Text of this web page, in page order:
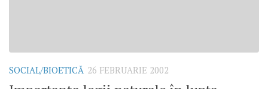
SOCIAL/BIOETICĂ 26 FEBRUARIE 2002